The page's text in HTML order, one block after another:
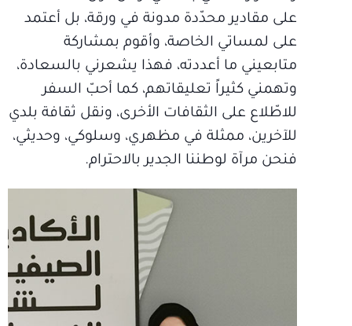
على مقادير محدّدة مدونة في ورقة، بل أعتمد
على لمساتي الخاصة، وأقوم بمشاركة
متابعيني ما أعددته، فهذا يشعرني بالسعادة،
وتهمني كثيراً تعليقاتهم، كما أحبّ السفر
للاطّلاع على الثقافات الأخرى، ونقل ثقافة بلدي
للآخرين، ممثلة في مظهري، وسلوكي، وحديثي،
فنحن مرآة لوطننا الجدير بالاحترام.